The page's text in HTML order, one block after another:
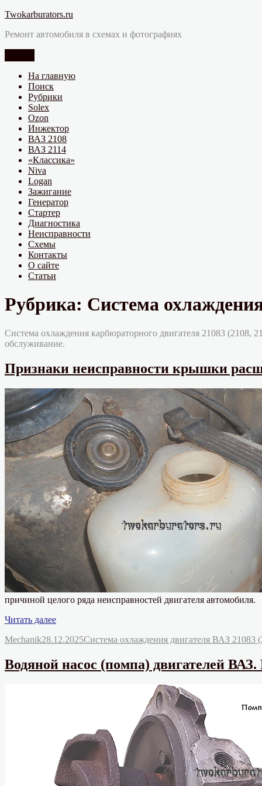
Перейти
содержимому
Twokarburators.ru
Ремонт автомобиля в схемах и фотографиях
На главную
Поиск
Рубрики
Solex
Ozon
Инжектор
ВАЗ 2108
ВАЗ 2114
«Классика»
Niva
Logan
Зажигание
Генератор
Стартер
Диагностика
Неисправности
Схемы
Контакты
О сайте
Статьи
Рубрика: Система
Система охлаждения карбюраторного двигателя 21083 (2108,
обслуживание.
Признаки неисправности крышки
причиной целого ряда неисправностей двигателя автомобиля.
Читать далее«Признаки
крышки
бачка»
Автор
MechanikОпубликовано
28.12.2025Рубрики
Система охлаждения двигателя ВАЗ 21083
Водяной насос (помпа) двигателей